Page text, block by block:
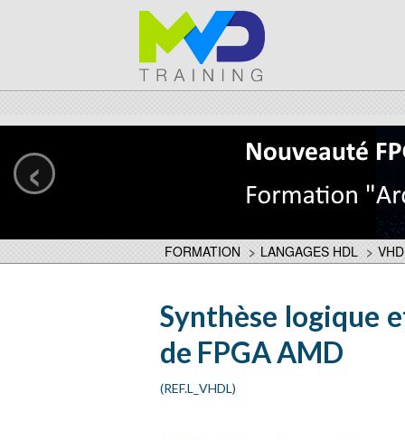
‹
FORMATION > LANGAGES HDL >
Synthèse logique
de FPGA AMD
(REF.L_VHDL)